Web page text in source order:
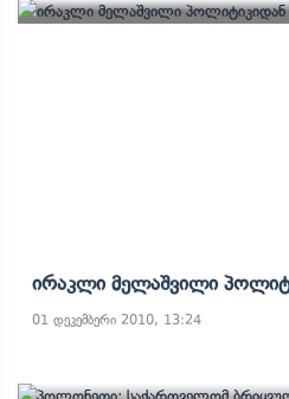
Ირაკლი Მელაშვილი
01 დეკემბერი 2010, 13:24